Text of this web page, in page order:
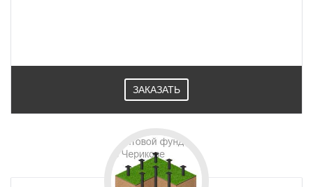
ЗАКАЗАТЬ